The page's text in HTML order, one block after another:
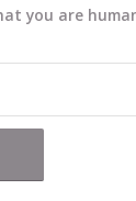
you are